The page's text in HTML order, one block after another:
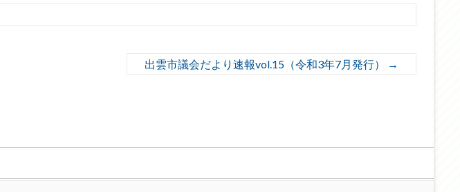
出雲市議会だより速報vol.15（令和3年7月発行） →